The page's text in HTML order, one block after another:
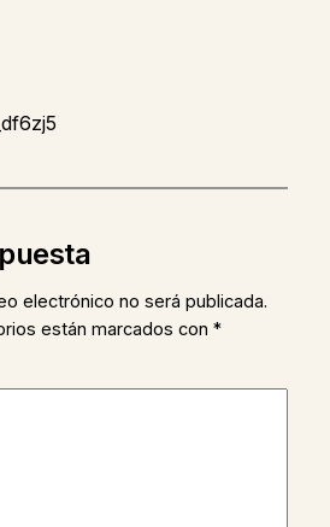
electrónico no será publicada.
están marcados con *